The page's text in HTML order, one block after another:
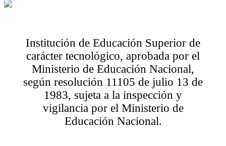
Institución de Educación Superior de
carácter tecnológico, aprobada por el
Ministerio de Educación Nacional,
según resolución 11105 de julio 13 de
1983, sujeta a la inspección y
vigilancia por el Ministerio de
Educación Nacional.